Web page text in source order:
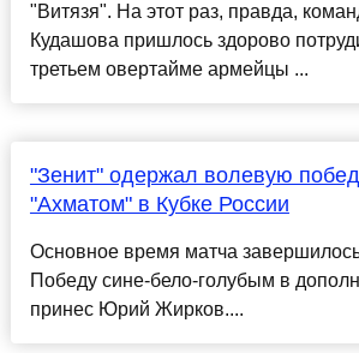
"Витязя". На этот раз, правда,
Кудашова пришлось здорово
третьем овертайме армейцы ...
"Зенит" одержал волевую
"Ахматом" в Кубке России
Основное время матча
Победу сине-бело-голубым в
принес Юрий Жирков....